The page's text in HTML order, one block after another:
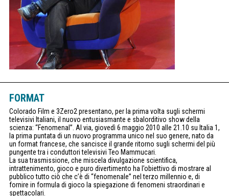
FORMAT
Colorado Film e 3Zero2 presentano, per la prima volta sugli schermi
televisivi Italiani, il nuovo entusiasmante e sbalorditivo show della
scienza: “Fenomenal”. Al via, giovedì 6 maggio 2010 alle 21.10 su Italia 1,
la prima puntata di un nuovo programma unico nel suo genere, nato da
un format francese, che sancisce il grande ritorno sugli schermi del più
pungente tra i conduttori televisivi Teo Mammucari.
La sua trasmissione, che miscela divulgazione scientifica,
intrattenimento, gioco e puro divertimento ha l’obiettivo di mostrare al
pubblico tutto ciò che c’è di “fenomenale” nel terzo millennio e, di
fornire in formula di gioco la spiegazione di fenomeni straordinari e
spettacolari.